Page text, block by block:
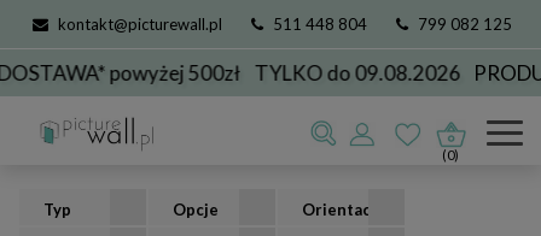
kontakt@picturewall.pl 511 448 804 799 082 125
powyżej 500zł TYLKO do 09.08.2026
(0)
Fototapety do kawiarni
Typ Opcje
Orientacja